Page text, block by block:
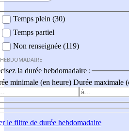
Temps plein (30)
Temps partiel
Non renseignée (119)
la durée hebdomadaire :
minimale (en heure) Durée maximale
le filtre de durée hebdomadaire